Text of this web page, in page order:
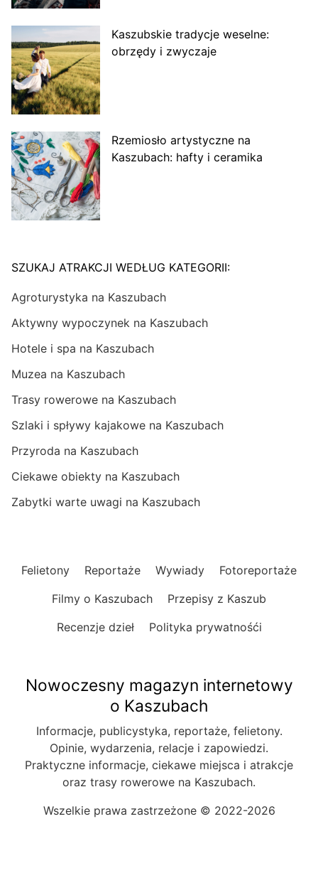
Kaszubskie tradycje weselne:
obrzędy i zwyczaje
Rzemiosło artystyczne na
Kaszubach: hafty i ceramika
SZUKAJ ATRAKCJI WEDŁUG KATEGORII:
Agroturystyka na Kaszubach
Aktywny wypoczynek na Kaszubach
Hotele i spa na Kaszubach
Muzea na Kaszubach
Trasy rowerowe na Kaszubach
Szlaki i spływy kajakowe na Kaszubach
Przyroda na Kaszubach
Ciekawe obiekty na Kaszubach
Zabytki warte uwagi na Kaszubach
Felietony Reportaże Wywiady
Fotoreportaże
Filmy o Kaszubach
Przepisy z Kaszub
Recenzje dzieł
Polityka prywatnośći
Nowoczesny magazyn internetowy
o Kaszubach
Informacje, publicystyka, reportaże, felietony.
Opinie, wydarzenia, relacje i zapowiedzi.
Praktyczne informacje, ciekawe miejsca i atrakcje
oraz trasy rowerowe na Kaszubach.
Wszelkie prawa zastrzeżone © 2022-2026